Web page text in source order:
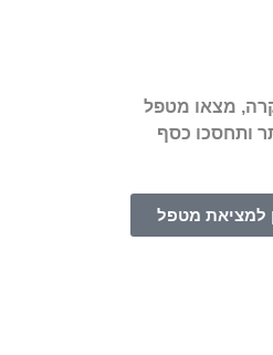
מצאו מטפל
ותחסכו כסף
למציאת מטפל